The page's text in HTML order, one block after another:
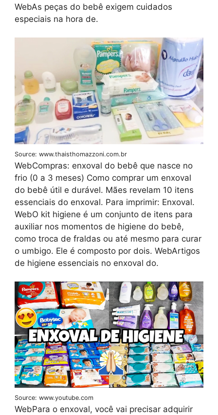
WebAs peças do bebê exigem cuidados
especiais na hora de.
Source: www.thaisthomazzoni.com.br
WebCompras: enxoval do bebê que nasce no
frio (0 a 3 meses) Como comprar um enxoval
do bebê útil e durável. Mães revelam 10 itens
essenciais do enxoval. Para imprimir: Enxoval.
WebO kit higiene é um conjunto de itens para
auxiliar nos momentos de higiene do bebê,
como troca de fraldas ou até mesmo para curar
o umbigo. Ele é composto por dois. WebArtigos
de higiene essenciais no enxoval do.
Source: www.youtube.com
WebPara o enxoval, você vai precisar adquirir